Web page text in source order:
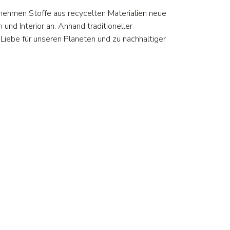
Stoffe aus recycelten Materialien neue
und Interior an. Anhand traditioneller
für unseren Planeten und zu nachhaltiger